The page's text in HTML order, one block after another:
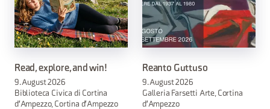
Read, explore, and win!
9. August 2026
Biblioteca Civica di Cortina
d'Ampezzo, Cortina d'Ampezzo
Reanto Guttuso
9. August 2026
Galleria Farsetti Arte, Cortina
d'Ampezzo